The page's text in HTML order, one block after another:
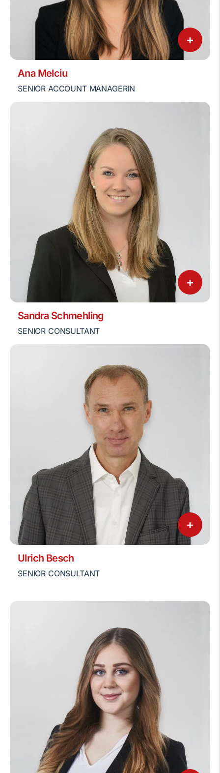
+
Ana Melciu
SENIOR ACCOUNT MANAGERIN
+
Sandra Schmehling
SENIOR CONSULTANT
+
Ulrich Besch
SENIOR CONSULTANT